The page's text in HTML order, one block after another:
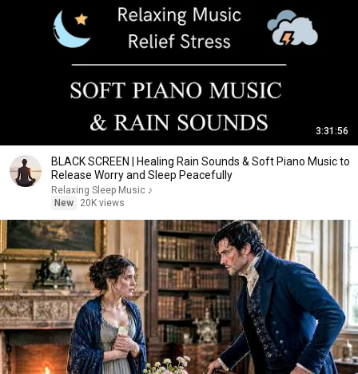
3:31:56
BLACK SCREEN | Healing Rain Sounds & Soft Piano Music to
Release Worry and Sleep Peacefully
Relaxing Sleep Music ♪
New
20K views